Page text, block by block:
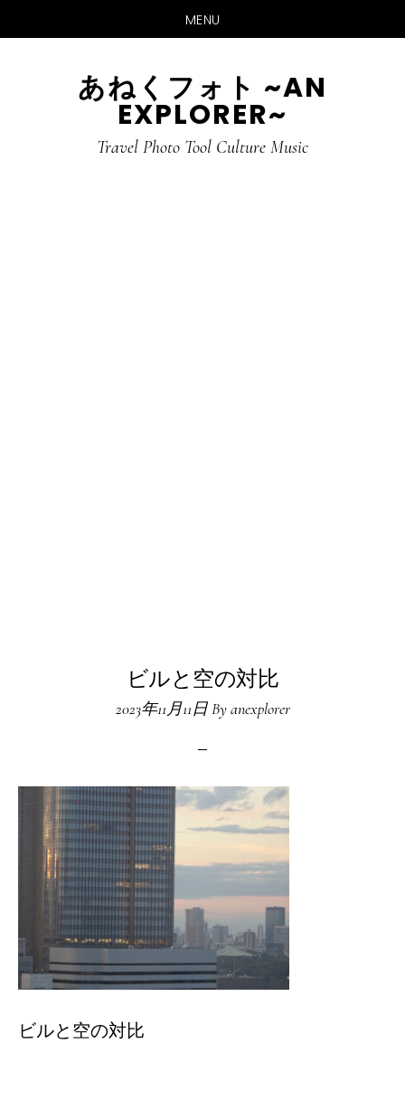
MENU
あねくフォト ~AN
EXPLORER~
Travel Photo Tool Culture Music
ビルと空の対比
2023年11月11日Byanexplorer
ビルと空の対比